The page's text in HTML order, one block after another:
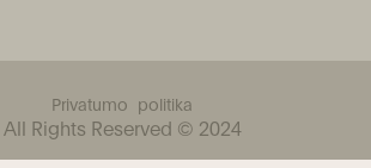
Privatumo politika
All Rights Reserved © 2024